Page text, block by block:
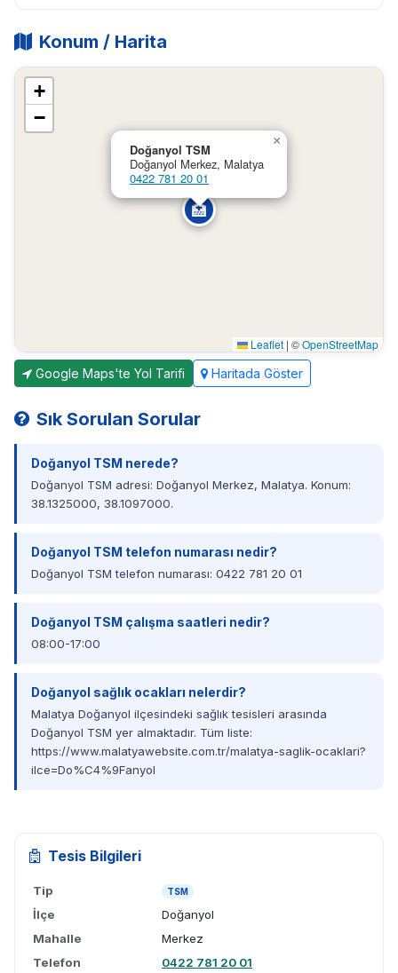
Konum / Harita
🏥
Doğanyol TSM
Doğanyol Merkez, Malatya
0422 781 20 01
×
+
−
Leaflet | ©OpenStreetMap
Google Maps'te Yol Tarifi
Haritada Göster
Sık Sorulan Sorular
Doğanyol TSM nerede?
Doğanyol TSM adresi: Doğanyol Merkez, Malatya. Konum:
38.1325000, 38.1097000.
Doğanyol TSM telefon numarası nedir?
Doğanyol TSM telefon numarası: 0422 781 20 01
Doğanyol TSM çalışma saatleri nedir?
08:00-17:00
Doğanyol sağlık ocakları nelerdir?
Malatya Doğanyol ilçesindeki sağlık tesisleri arasında
Doğanyol TSM yer almaktadır. Tüm liste:
https://www.malatyawebsite.com.tr/malatya-saglik-ocaklari?
ilce=Do%C4%9Fanyol
Tesis Bilgileri
Tip TSM
İlçe
Doğanyol
Mahalle
Merkez
Telefon
0422 781 20 01